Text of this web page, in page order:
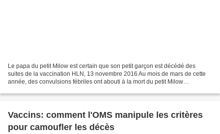
Le papa du petit Milow est certain que son petit garçon est décédé des
suites de la vaccination HLN, 13 novembre 2016 Au mois de mars de cette
année, des convulsions fébriles ont abouti à la mort du petit Milow
Vaccins: comment l'OMS manipule les critères
pour camoufler les décès